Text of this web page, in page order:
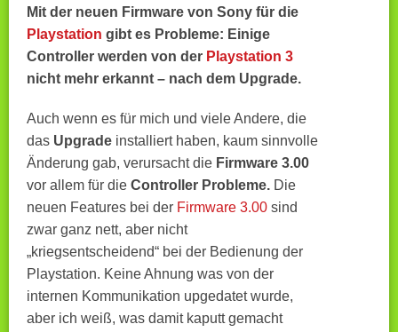
Mit der neuen Firmware von Sony für die
Playstation gibt es Probleme: Einige
Controller werden von der Playstation 3
nicht mehr erkannt – nach dem Upgrade.
Auch wenn es für mich und viele Andere, die
das Upgrade installiert haben, kaum sinnvolle
Änderung gab, verursacht die Firmware 3.00
vor allem für die Controller Probleme. Die
neuen Features bei der Firmware 3.00 sind
zwar ganz nett, aber nicht
„kriegsentscheidend“ bei der Bedienung der
Playstation. Keine Ahnung was von der
internen Kommunikation upgedatet wurde,
aber ich weiß, was damit kaputt gemacht